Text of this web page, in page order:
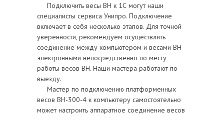
Подключить весы ВН к 1С могут наши
специалисты сервиса Унипро. Подключение
включает в себя несколько этапов. Для точной
уверенности, рекомендуем осуществлять
соединение между компьютером и весами ВН
электронными непосредственно по месту
работы весов ВН. Наши мастера работают по
выезду.
Мастер по подключению платформенных
весов ВН-300-4 к компьютеру самостоятельно
может настроить аппаратное соединение весов